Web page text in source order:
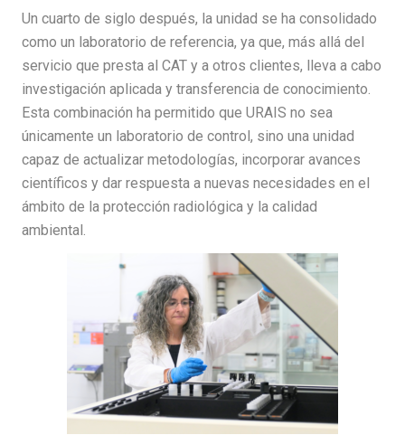
Un cuarto de siglo después, la unidad se ha consolidado
como un laboratorio de referencia, ya que, más allá del
servicio que presta al CAT y a otros clientes, lleva a cabo
investigación aplicada y transferencia de conocimiento.
Esta combinación ha permitido que URAIS no sea
únicamente un laboratorio de control, sino una unidad
capaz de actualizar metodologías, incorporar avances
científicos y dar respuesta a nuevas necesidades en el
ámbito de la protección radiológica y la calidad
ambiental.